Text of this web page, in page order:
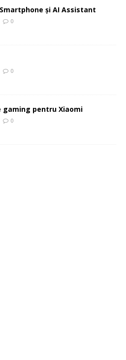
și AI Assistant
0
0
gaming pentru Xiaomi
0